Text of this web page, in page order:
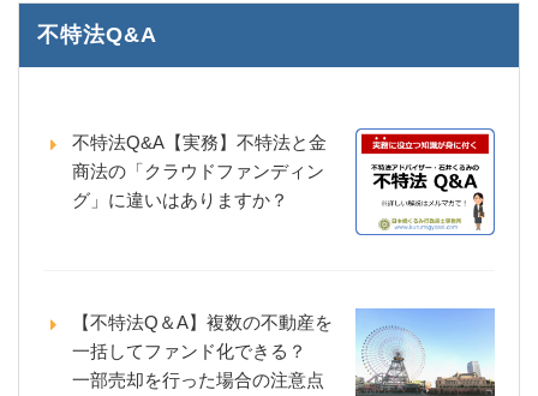
不特法Q&A
不特法Q&A【実務】不特法と金
商法の「クラウドファンディン
グ」に違いはありますか？
【不特法Q＆A】複数の不動産を
一括してファンド化できる？
一部売却を行った場合の注意点